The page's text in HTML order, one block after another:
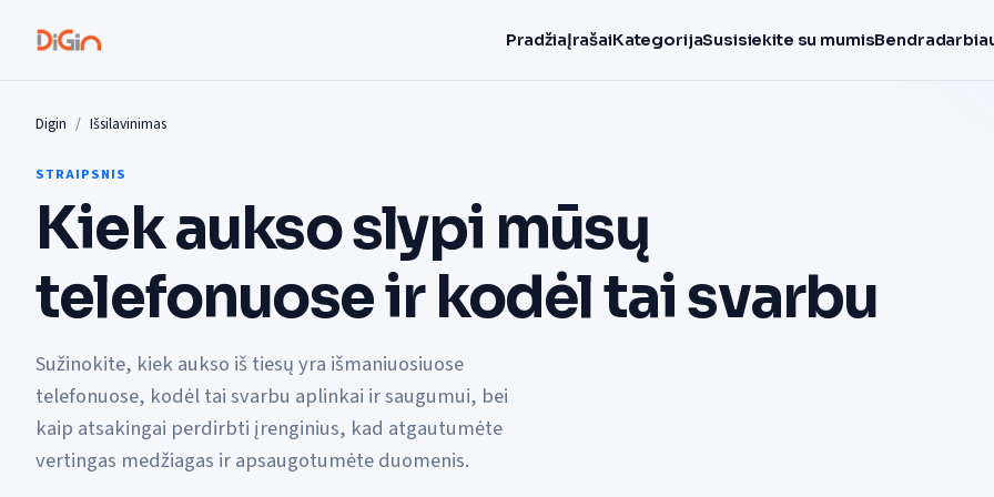
PradžiaĮrašaiKategorijaSusisiekite su mumis
Digin Išsilavinimas
STRAIPSNIS
Kiek aukso slypi mūsų
telefonuose ir kodėl tai svarbu
Sužinokite, kiek aukso iš tiesų yra išmaniuosiuose
telefonuose, kodėl tai svarbu aplinkai ir saugumui, bei
kaip atsakingai perdirbti įrenginius, kad atgautumėte
vertingas medžiagas ir apsaugotumėte duomenis.